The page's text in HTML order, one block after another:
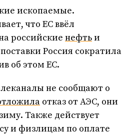
ископаемые.
что ЕС ввёл
российские нефтьи
Россия сократила
об этом ЕС.
не сообщают о
отказ от АЭС, они
Также действует
и физлицам по оплате